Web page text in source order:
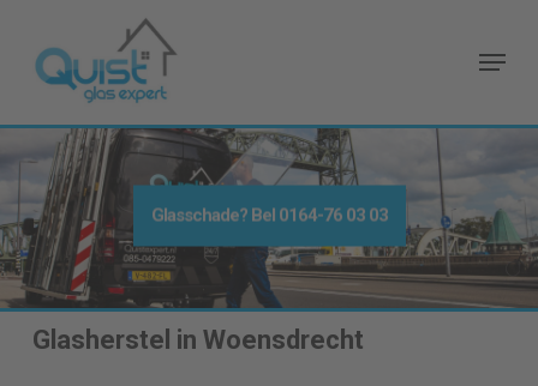
main
Menu
Glasschade? Bel 0164-76 03 03
Glasherstel in Woensdrecht